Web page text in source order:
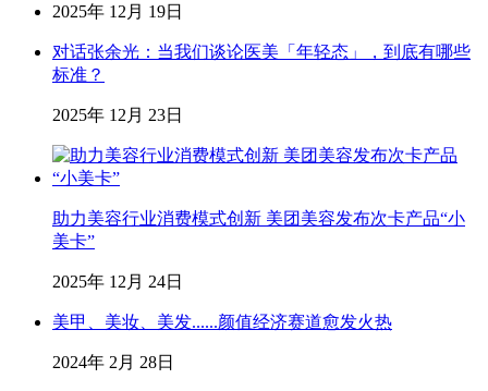
2025年 12月 19日
对话张余光：当我们谈论医美「年轻态」，到底有哪些
标准？
2025年 12月 23日
助力美容行业消费模式创新 美团美容发布次卡产品“小
美卡”
2025年 12月 24日
美甲、美妆、美发......颜值经济赛道愈发火热
2024年 2月 28日